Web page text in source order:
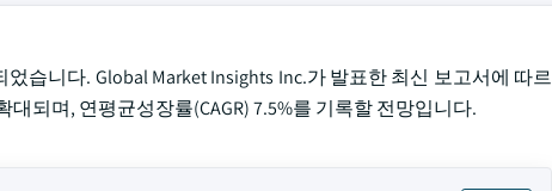
습니다. Global Market Insights Inc.가 발표한 최신 보고서에 따르
대되며, 연평균성장률(CAGR) 7.5%를 기록할 전망입니다.